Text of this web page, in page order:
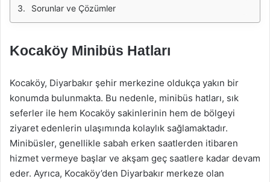
Sorunlar ve Çözümler
Kocaköy Minibüs Hatları
Kocaköy, Diyarbakır şehir merkezine oldukça yakın bir
konumda bulunmakta. Bu nedenle, minibüs hatları, sık
seferler ile hem Kocaköy sakinlerinin hem de bölgeyi
ziyaret edenlerin ulaşımında kolaylık sağlamaktadır.
Minibüsler, genellikle sabah erken saatlerden itibaren
hizmet vermeye başlar ve akşam geç saatlere kadar devam
eder. Ayrıca, Kocaköy’den Diyarbakır merkeze olan